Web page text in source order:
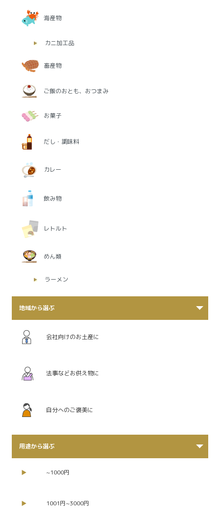
海産物
カニ加工品
畜産物
ご飯のおとも、おつまみ
お菓子
だし・調味料
カレー
飲み物
レトルト
めん類
ラーメン
地域から選ぶ
会社向けのお土産に
法事などお供え物に
自分へのご褒美に
用途から選ぶ
~1000円
1001円~3000円